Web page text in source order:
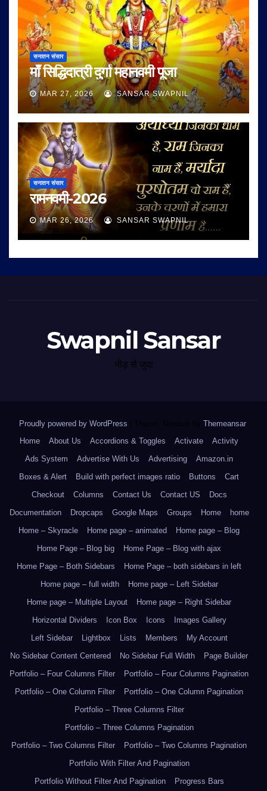
सनातन संसार
माँ सिद्धिदात्री दुर्गा महानवमी पूजा
MAR 27, 2026 SANSAR SWAPNIL
सनातन संसार
रामनवमी-2026
MAR 26, 2026 SANSAR SWAPNIL
Swapnil Sansar
भीड़ से जुदा
Proudly powered by WordPress Theme: Newsup by Themeansar.
Home
About Us Accordions & Toggles Activate
Activity
Ads System
Advertise With Us Advertising
Amazon.in
Boxes & Alert
Build with perfect images ratio Buttons
Cart
Checkout
Columns Contact Us Contact US
Docs
Documentation
Dropcaps Google Maps Groups Home
home
Home – Skyracle
Home page – animated
Home page – Blog
Home Page – Blog big
Home Page – Blog with ajax
Home Page – Both Sidebars
Home Page – both sidebars in left
Home page – full width
Home page – Left Sidebar
Home page – Multiple Layout
Home page – Right Sidebar
Horizontal Dividers
Icon Box Icons
Images Gallery
Left Sidebar
Lightbox Lists Members
My Account
No Sidebar Content Centered
No Sidebar Full Width
Page Builder
Portfolio – Four Columns Filter
Portfolio – Four Columns Pagination
Portfolio – One Column Filter
Portfolio – One Column Pagination
Portfolio – Three Columns Filter
Portfolio – Three Columns Pagination
Portfolio – Two Columns Filter
Portfolio – Two Columns Pagination
Portfolio With Filter And Pagination
Portfolio Without Filter And Pagination
Progress Bars